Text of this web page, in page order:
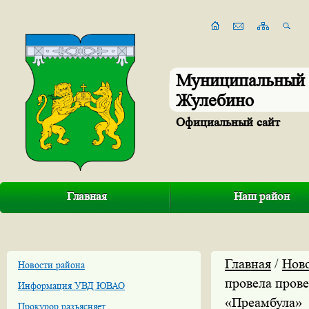
Муниципальный
Жулебино
Официальный сайт
Главная Наш район
Новости района
Информация УВД ЮВАО
Прокурор разъясняет
Главная /
провела
«Преамбула»